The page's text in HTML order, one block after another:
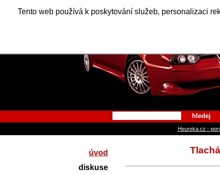
Tento web používá k poskytování služeb, personalizaci
Alfa
hledej
Heureka.cz -
úvod
diskuse